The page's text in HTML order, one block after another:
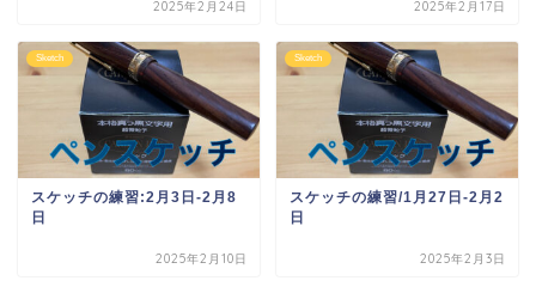
2025年2月24日 2025年2月17日
Sketch
スケッチの練習:2月3日-2月8
日
2025年2月10日
Sketch
スケッチの練習/1月27日-2月2
日
2025年2月3日